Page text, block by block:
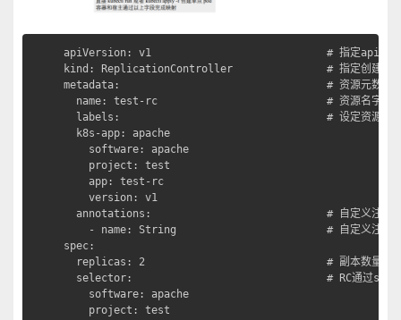
apiVersion: v1                            # 指定api版
kind: ReplicationController               # 指定创建资
metadata:                                 # 资源元数据/
name: test-rc                           # 资源名字。在
labels:                                 # 设定资源标
k8s-app: apache
software: apache
project: test
app: test-rc
version: v1
annotations:                            # 自定义注解
- name: String                        # 自定义注解
spec:
replicas: 2                             # 副本数量2
selector:                               # RC通过
software: apache
project: test